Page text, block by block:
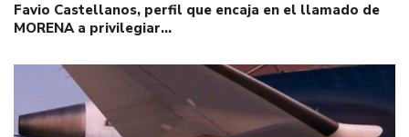
Favio Castellanos, perfil que encaja en el llamado de
MORENA a privilegiar…